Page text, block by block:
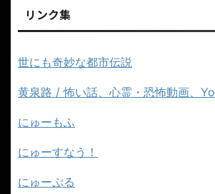
リンク集
世にも奇妙な都市伝説
黄泉路 / 怖い話、心霊・恐怖動画、
にゅーもふ
にゅーすなう！
にゅーぷる